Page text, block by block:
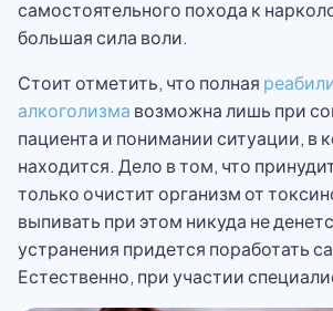
самостоятельного похода к
большая сила воли.
Стоит отметить, что полная
алкоголизма возможна лишь при
пациента и понимании ситуации, в
находится. Дело в том, что
только очистит организм от
выпивать при этом никуда не
устранения придется поработать
Естественно, при участии